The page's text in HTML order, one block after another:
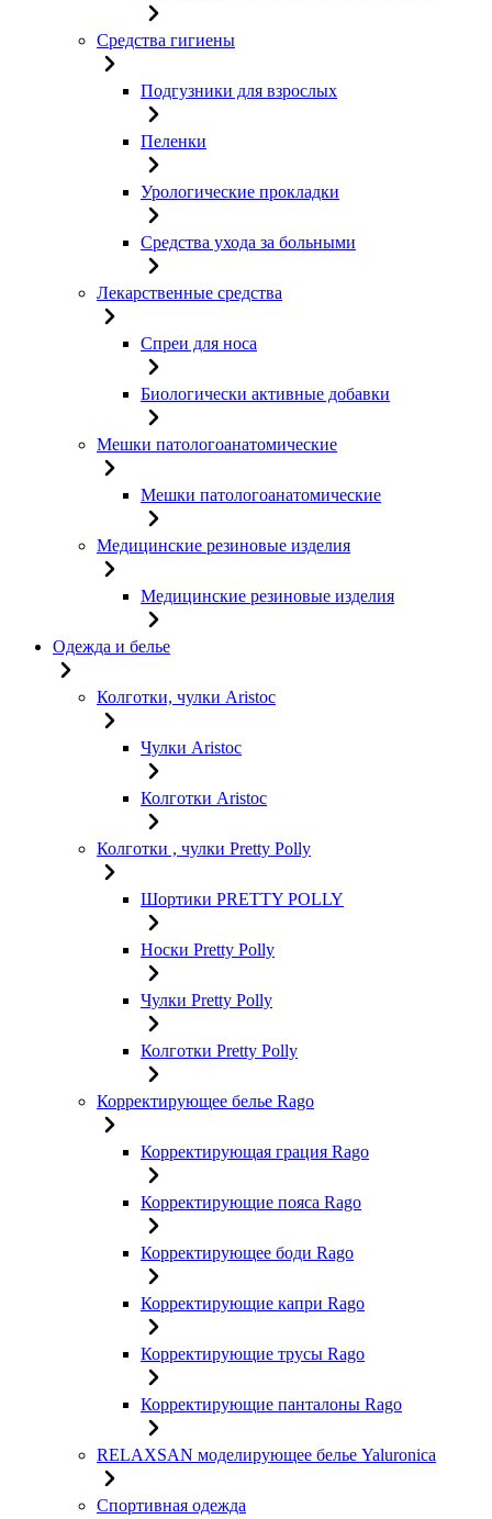
Средства гигиены
Подгузники для взрослых
Пеленки
Урологические прокладки
Средства ухода за больными
Лекарственные средства
Спреи для носа
Биологически активные добавки
Мешки патологоанатомические
Мешки патологоанатомические
Медицинские резиновые изделия
Медицинские резиновые изделия
Одежда и белье
Колготки, чулки Aristoc
Чулки Aristoc
Колготки Aristoc
Колготки , чулки Pretty Polly
Шортики PRETTY POLLY
Носки Pretty Polly
Чулки Pretty Polly
Колготки Pretty Polly
Корректирующее белье Rago
Корректирующая грация Rago
Корректирующие пояса Rago
Корректирующее боди Rago
Корректирующие капри Rago
Корректирующие трусы Rago
Корректирующие панталоны Rago
RELAXSAN моделирующее белье Yaluroniсa
Спортивная одежда